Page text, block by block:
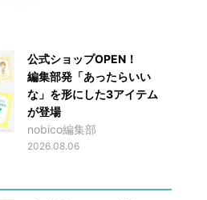
公式ショップOPEN！
編集部発「あったらいい
な」を形にした3アイテム
が登場
nobico編集部
2026.08.06